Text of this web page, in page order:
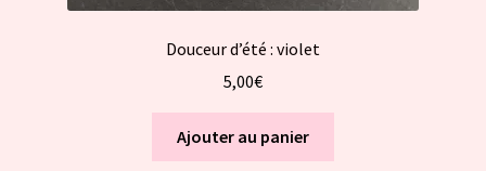
Douceur d’été : violet
5,00€
Ajouter au panier